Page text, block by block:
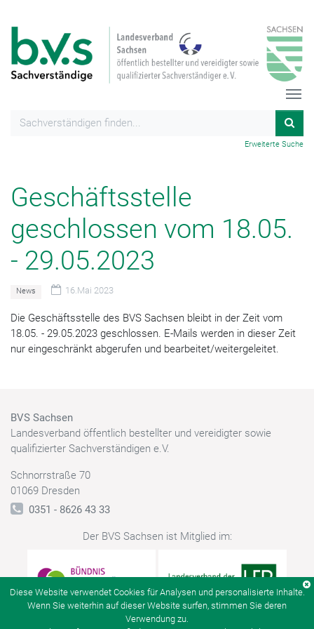
Erweiterte Suche
Geschäftsstelle
geschlossen vom 18.05.
- 29.05.2023
News 16.Mai 2023
Die Geschäftsstelle des BVS Sachsen bleibt in der Zeit vom
18.05. - 29.05.2023 geschlossen. E-Mails werden in dieser Zeit
nur eingeschränkt abgerufen und bearbeitet/weitergeleitet.
BVS Sachsen
Landesverband öffentlich bestellter und vereidigter sowie
qualifizierter Sachverständigen e.V.
Schnorrstraße 70
01069 Dresden
0351 - 8626 43 33
Der BVS Sachsen ist Mitglied im:
Diese Website verwendet Cookies für Analysen und personalisierte Inhalte.
Wenn Sie weiterhin auf dieser Website surfen, stimmen Sie deren
Verwendung zu.